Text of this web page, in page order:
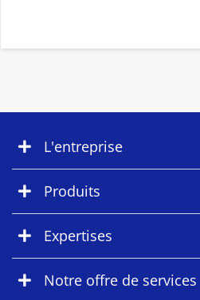
L'entreprise
Produits
Expertises
Notre offre de services